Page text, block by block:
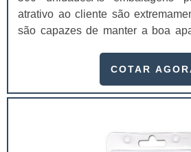
atrativo ao cliente são
são capazes de manter a boa
empresas que trabalham com
produto chegará intacto nas
produto, porque com o seu uso
COTAR